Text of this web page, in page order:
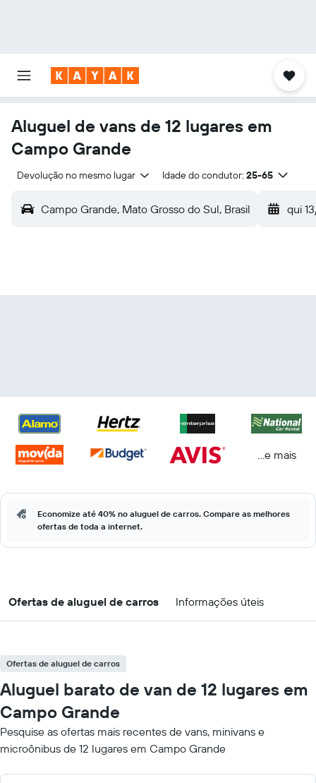
Aluguel de vans de 12 lugares em
Campo Grande
Devolução no mesmo lugar Idade do condutor: 25-65
Campo Grande, Mato Grosso do Sul, Brasil qui
...e mais
Economize até 40% no aluguel de carros. Compare as melhores
ofertas de toda a internet.
Ofertas de aluguel de carros Informações úteis
Ofertas de aluguel de carros
Aluguel barato de van de 12 lugares em
Campo Grande
Pesquise as ofertas mais recentes de vans, minivans e
microônibus de 12 lugares em Campo Grande